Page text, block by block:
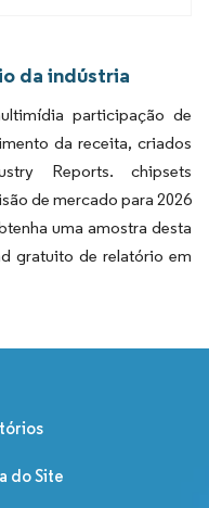
da indústria
participação de
da receita, criados
Reports. chipsets
de mercado para 2026
uma amostra desta
gratuito de relatório em
do Site